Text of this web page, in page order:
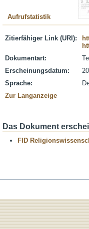
Aufrufstatistik
Zitierfähiger Link (URI):
Dokumentart:
Erscheinungsdatum:
Sprache:
Zur Langanzeige
Das Dokument
FID